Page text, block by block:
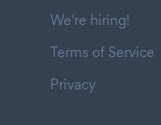
We're hiring!
Terms of Service
Privacy